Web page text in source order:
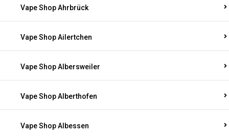
Vape Shop Ahrbrück
Vape Shop Ailertchen
Vape Shop Albersweiler
Vape Shop Alberthofen
Vape Shop Albessen